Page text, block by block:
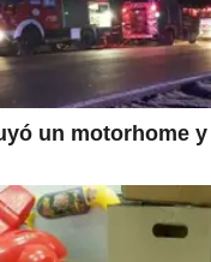
un motorhome